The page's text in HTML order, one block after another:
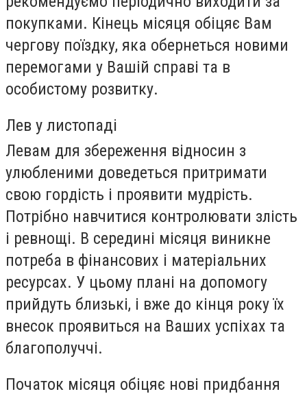
покупками. Кінець місяця обіцяє Вам
чергову поїздку, яка обернеться новими
перемогами у Вашій справі та в
особистому розвитку.
Лев у листопаді
Левам для збереження відносин з
улюбленими доведеться притримати
свою гордість і проявити мудрість.
Потрібно навчитися контролювати злість
і ревнощі. В середині місяця виникне
потреба в фінансових і матеріальних
ресурсах. У цьому плані на допомогу
прийдуть близькі, і вже до кінця року їх
внесок проявиться на Ваших успіхах та
благополуччі.
Початок місяця обіцяє нові придбання